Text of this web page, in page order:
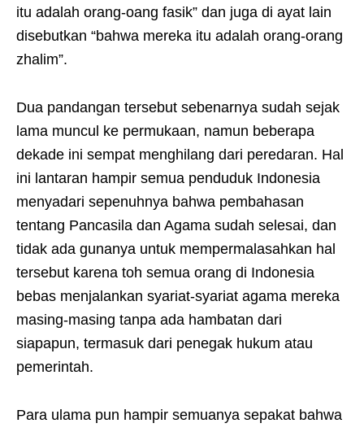
itu adalah orang-oang fasik” dan juga di ayat lain
disebutkan “bahwa mereka itu adalah orang-orang
zhalim”.
Dua pandangan tersebut sebenarnya sudah sejak
lama muncul ke permukaan, namun beberapa
dekade ini sempat menghilang dari peredaran. Hal
ini lantaran hampir semua penduduk Indonesia
menyadari sepenuhnya bahwa pembahasan
tentang Pancasila dan Agama sudah selesai, dan
tidak ada gunanya untuk mempermalasahkan hal
tersebut karena toh semua orang di Indonesia
bebas menjalankan syariat-syariat agama mereka
masing-masing tanpa ada hambatan dari
siapapun, termasuk dari penegak hukum atau
pemerintah.
Para ulama pun hampir semuanya sepakat bahwa